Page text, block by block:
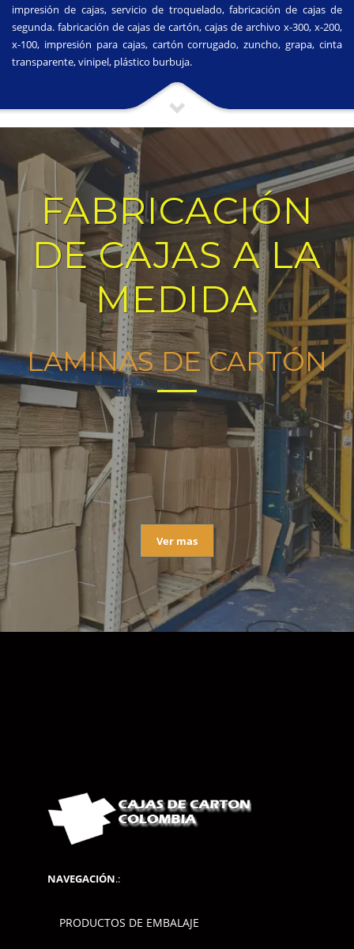
impresión de cajas, servicio de troquelado, fabricación de cajas de
segunda. fabricación de cajas de cartón, cajas de archivo x-300, x-200,
x-100, impresión para cajas, cartón corrugado, zuncho, grapa, cinta
transparente, vinipel, plástico burbuja.
FABRICACIÓN
DE CAJAS A LA
MEDIDA
LAMINAS DE CARTÓN
Ver mas
NAVEGACIÓN.:
PRODUCTOS DE EMBALAJE